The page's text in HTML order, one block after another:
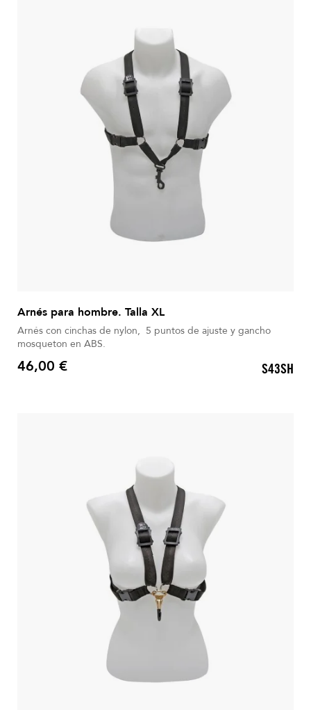
Arnés para hombre. Talla XL
Arnés con cinchas de nylon, 5 puntos de ajuste y gancho
mosqueton en ABS.
Precio
46,00 € S43SH